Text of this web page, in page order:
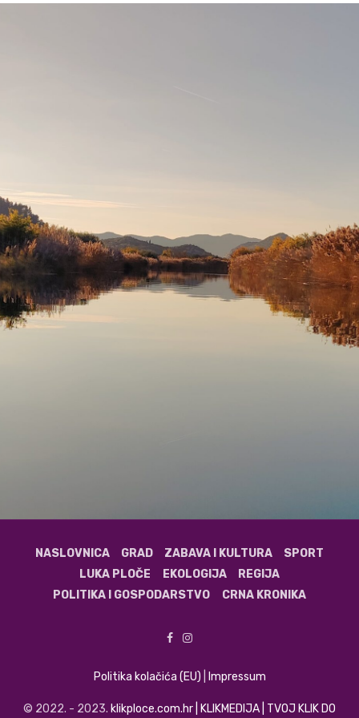
NASLOVNICA GRAD ZABAVA I KULTURA
SPORT
LUKA PLOČE
EKOLOGIJA
REGIJA
POLITIKA I GOSPODARSTVO
CRNA KRONIKA
Politika kolačića (EU) Impressum
© 2022. - 2023. klikploce.com.hr | KLIKMEDIJA | TVOJ KLIK DO